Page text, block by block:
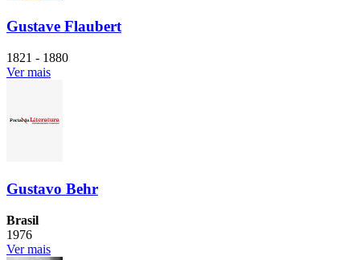
Gustave Flaubert
1821 - 1880
Ver mais
Gustavo Behr
Brasil
1976
Ver mais